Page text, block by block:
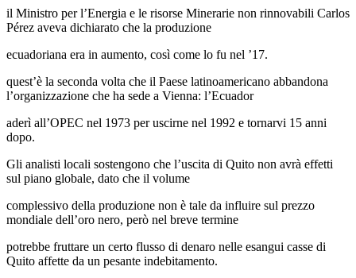
il Ministro per l’Energia e le risorse Minerarie non rinnovabili Carlos
Pérez aveva dichiarato che la produzione
ecuadoriana era in aumento, così come lo fu nel ’17.
quest’è la seconda volta che il Paese latinoamericano abbandona
l’organizzazione che ha sede a Vienna: l’Ecuador
aderì all’OPEC nel 1973 per uscirne nel 1992 e tornarvi 15 anni
dopo.
Gli analisti locali sostengono che l’uscita di Quito non avrà effetti
sul piano globale, dato che il volume
complessivo della produzione non è tale da influire sul prezzo
mondiale dell’oro nero, però nel breve termine
potrebbe fruttare un certo flusso di denaro nelle esangui casse di
Quito affette da un pesante indebitamento.